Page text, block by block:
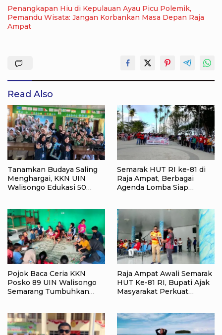
Penangkapan Hiu di Kepulauan Ayau Picu Polemik,
Pemandu Wisata: Jangan Korbankan Masa Depan Raja
Ampat
Read Also
Tanamkan Budaya Saling
Menghargai, KKN UIN
Walisongo Edukasi 50
Semarak HUT RI ke-81 di
Raja Ampat, Berbagai
Agenda Lomba Siap
Pojok Baca Ceria KKN
Posko 89 UIN Walisongo
Semarang Tumbuhkan
Raja Ampat Awali Semarak
HUT Ke-81 RI, Bupati Ajak
Masyarakat Perkuat